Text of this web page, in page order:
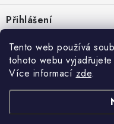
Tento web používá
tohoto webu
Více informací zde.
Recenze zákazníků
Novinky, návody, blog
Sponzorujeme
Obchodní podmínky
Doprava
Způsoby platby
Přihlášení
Přijímáme online